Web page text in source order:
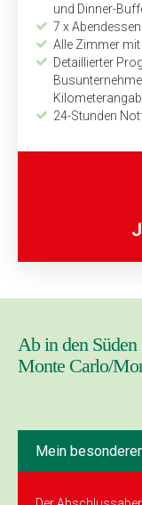
und Dinner-
7 x
Alle Zimmer
Detaillierter
24-Stunden
Ab in den
Monte Carlo/
Mein